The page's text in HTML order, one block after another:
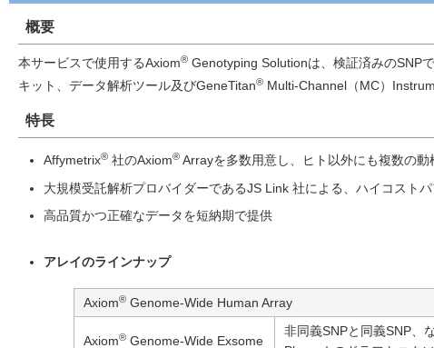
概要
本サービスで使用するAxiom® Genotyping Solutionは、検証済みのSNP
キット、データ解析ツール及びGeneTitan® Multi-Channel（MC）
特長
Affymetrix® 社のAxiom® Arrayを多数用意し、ヒト以外にも複数の動
大規模受託解析プロバイダーであるJS Link 社による、ハイコスト
高品質かつ正確なデータを短納期で提供
アレイのラインナップ
Axiom®Genome-Wide Human Array
Axiom®Genome-Wide Exsome
非同義SNPと同義SNP、